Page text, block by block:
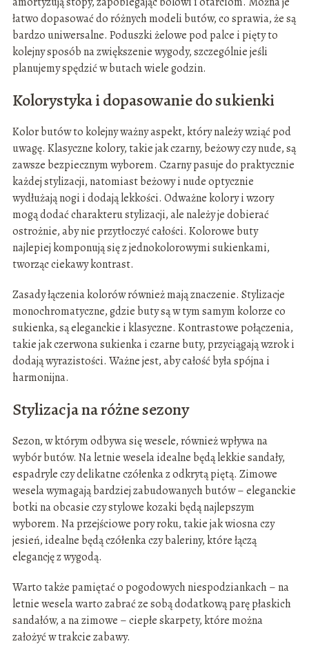
łatwo dopasować do różnych modeli butów, co sprawia, że są
bardzo uniwersalne. Poduszki żelowe pod palce i pięty to
kolejny sposób na zwiększenie wygody, szczególnie jeśli
planujemy spędzić w butach wiele godzin.
Kolorystyka i dopasowanie do sukienki
Kolor butów to kolejny ważny aspekt, który należy wziąć pod
uwagę. Klasyczne kolory, takie jak czarny, beżowy czy nude, są
zawsze bezpiecznym wyborem. Czarny pasuje do praktycznie
każdej stylizacji, natomiast beżowy i nude optycznie
wydłużają nogi i dodają lekkości. Odważne kolory i wzory
mogą dodać charakteru stylizacji, ale należy je dobierać
ostrożnie, aby nie przytłoczyć całości. Kolorowe buty
najlepiej komponują się z jednokolorowymi sukienkami,
tworząc ciekawy kontrast.
Zasady łączenia kolorów również mają znaczenie. Stylizacje
monochromatyczne, gdzie buty są w tym samym kolorze co
sukienka, są eleganckie i klasyczne. Kontrastowe połączenia,
takie jak czerwona sukienka i czarne buty, przyciągają wzrok i
dodają wyrazistości. Ważne jest, aby całość była spójna i
harmonijna.
Stylizacja na różne sezony
Sezon, w którym odbywa się wesele, również wpływa na
wybór butów. Na letnie wesela idealne będą lekkie sandały,
espadryle czy delikatne czółenka z odkrytą piętą. Zimowe
wesela wymagają bardziej zabudowanych butów – eleganckie
botki na obcasie czy stylowe kozaki będą najlepszym
wyborem. Na przejściowe pory roku, takie jak wiosna czy
jesień, idealne będą czółenka czy baleriny, które łączą
elegancję z wygodą.
Warto także pamiętać o pogodowych niespodziankach – na
letnie wesela warto zabrać ze sobą dodatkową parę płaskich
sandałów, a na zimowe – ciepłe skarpety, które można
założyć w trakcie zabawy.